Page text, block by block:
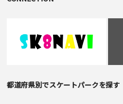
都道府県別でスケートパークを探す